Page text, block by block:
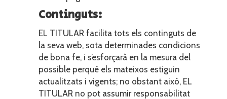
Continguts:
EL TITULAR facilita tots els continguts de
la seva web, sota determinades condicions
de bona fe, i s’esforçarà en la mesura del
possible perquè els mateixos estiguin
actualitzats i vigents; no obstant això, EL
TITULAR no pot assumir responsabilitat